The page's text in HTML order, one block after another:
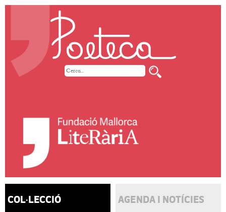
COL·LECCIÓ AGENDA I NOTÍCIES